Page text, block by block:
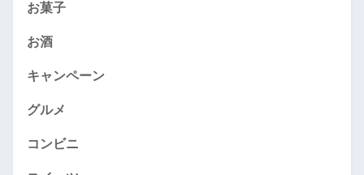
お菓子
お酒
キャンペーン
グルメ
コンビニ